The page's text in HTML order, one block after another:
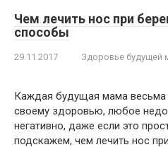
Чем лечить нос при
способы
29.11.2017 Здоровье будущей
Каждая будущая мама весьма
своему здоровью, любое
негативно, даже если это
подскажем, чем лечить нос